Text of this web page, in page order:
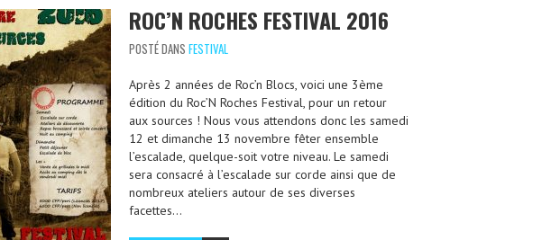
ROC’N ROCHES FESTIVAL 2016
POSTÉ DANS FESTIVAL
Après 2 années de Roc’n Blocs, voici une 3ème
édition du Roc’N Roches Festival, pour un retour
aux sources ! Nous vous attendons donc les samedi
12 et dimanche 13 novembre fêter ensemble
l’escalade, quelque-soit votre niveau. Le samedi
sera consacré à l’escalade sur corde ainsi que de
nombreux ateliers autour de ses diverses
facettes…